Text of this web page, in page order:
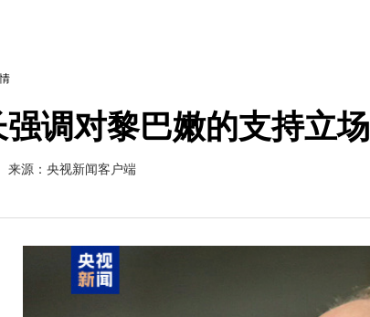
调对黎巴嫩的支持立场
来源：央视新闻客户端